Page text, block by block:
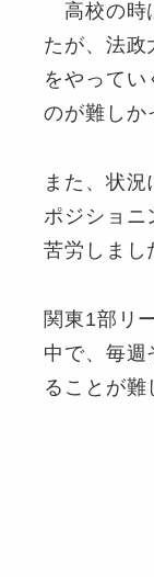
高校の時
たが、法政
をやってい
のが難しか
また、状況
ポジショニ
苦労しまし
関東1部リ
中で、毎週
ることが難